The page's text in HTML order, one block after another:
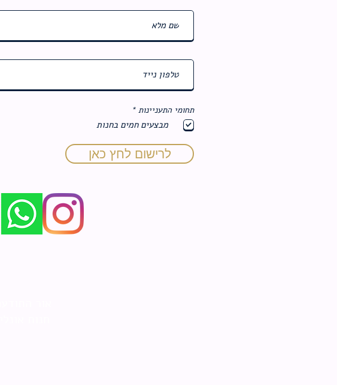
תחומי התעניינות *
ב
מבצעים חמים בחנות
לרישום לחץ כאן